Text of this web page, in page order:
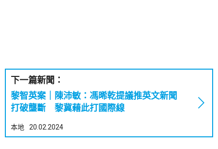
下一篇新聞：
黎智英案｜陳沛敏：馮晞乾提議推英文新聞
打破壟斷 黎冀藉此打國際線
本地 20.02.2024